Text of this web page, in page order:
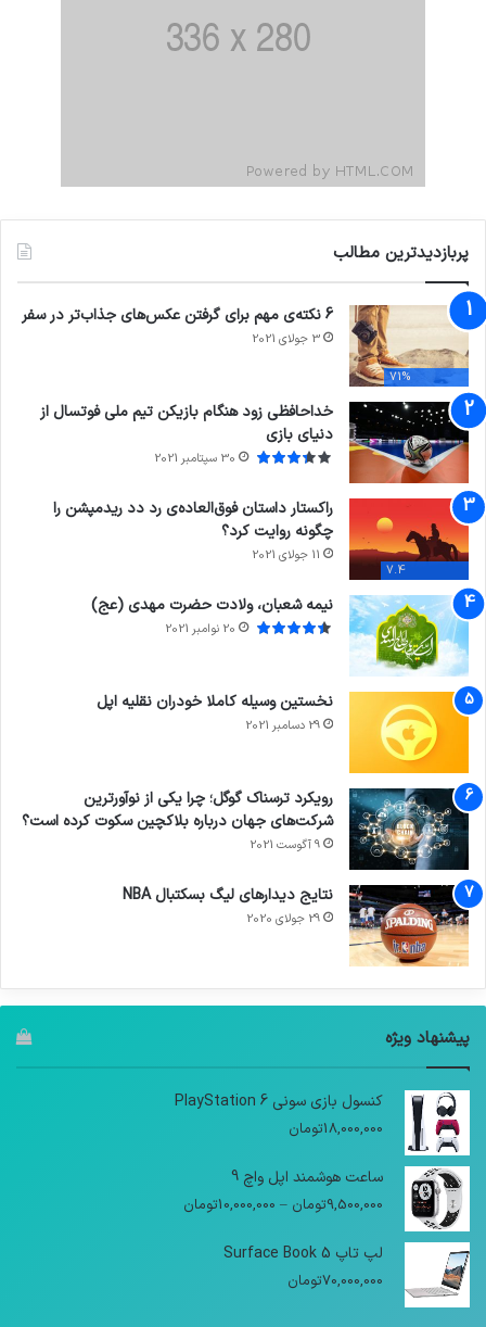
پربازدیدترین مطالب
71%
6 نکته‌ی مهم برای گرفتن عکس‌های جذاب‌تر در سفر
3 جولای 2021
خداحافظی زود هنگام بازیکن تیم ملی فوتسال از
دنیای بازی
30 سپتامبر 2021
7.4
راکستار داستان فوق‌العاده‌ی رد دد ریدمپشن را
چگونه روایت کرد؟
11 جولای 2021
نیمه شعبان، ولادت حضرت مهدی (عج)
20 نوامبر 2021
نخستین وسیله کاملا خودران نقلیه اپل
29 دسامبر 2021
رویکرد ترسناک گوگل؛ چرا یکی از نوآورترین
شرکت‌های جهان درباره بلاکچین سکوت کرده است؟
9 آگوست 2021
نتایج دیدار‌های لیگ بسکتبال NBA
29 جولای 2020
پیشنهاد ویژه
کنسول بازی سونی PlayStation 6
18,000,000تومان
ساعت هوشمند اپل واچ 9
9,500,000تومان –
10,000,000تومان
لپ تاپ Surface Book 5
70,000,000تومان